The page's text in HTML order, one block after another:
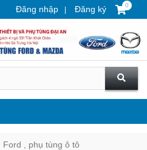
Đăng nhập Đăng ký 0
Ford , phụ tùng ô tô